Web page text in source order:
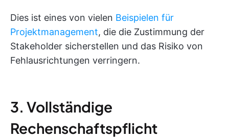
Dies ist eines von vielen Beispielen für
Projektmanagement, die die Zustimmung der
Stakeholder sicherstellen und das Risiko von
Fehlausrichtungen verringern.
3. Vollständige
Rechenschaftspflicht